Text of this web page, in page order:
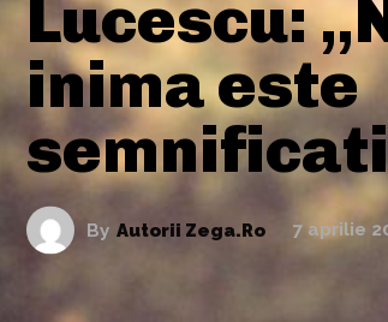
Lucescu:
inima este
By Autorii Zega.ro 7 aprilie